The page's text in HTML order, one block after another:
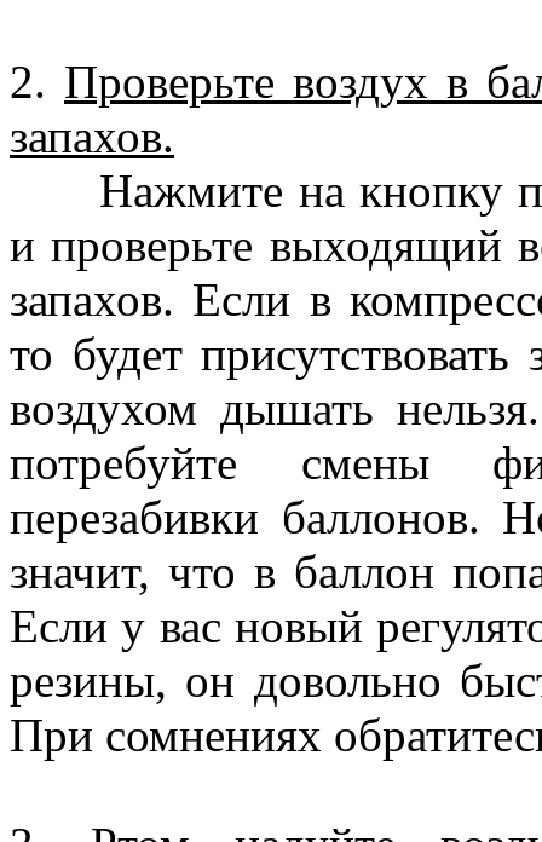
2. Проверьте воздух в
запахов.
Нажмите на кнопку
и проверьте выходящий
запахов. Если в
то будет
воздухом дышать
потребуйте смены
перезабивки баллонов.
значит, что в баллон
Если у вас новый
резины, он довольно
При сомнениях